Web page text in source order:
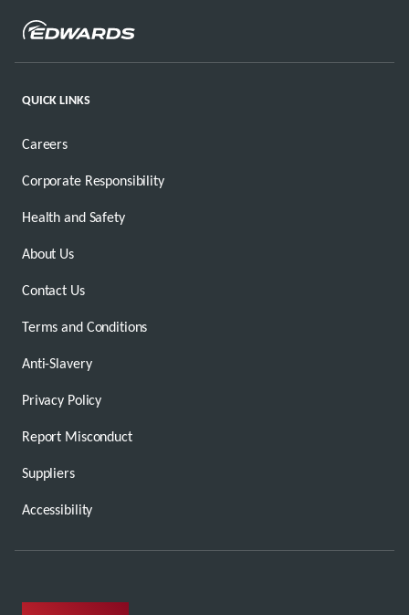
QUICK LINKS
Careers
Corporate Responsibility
Health and Safety
About Us
Contact Us
Terms and Conditions
Anti-Slavery
Privacy Policy
Report Misconduct
Suppliers
Accessibility